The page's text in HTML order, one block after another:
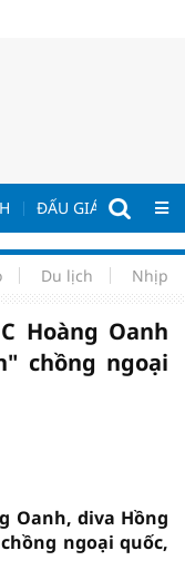
ĐẤU GIÁ - ĐẤU
Du lịch Nhịp
Hoàng Oanh
chồng ngoại
Oanh, diva Hồng
ngoại quốc,